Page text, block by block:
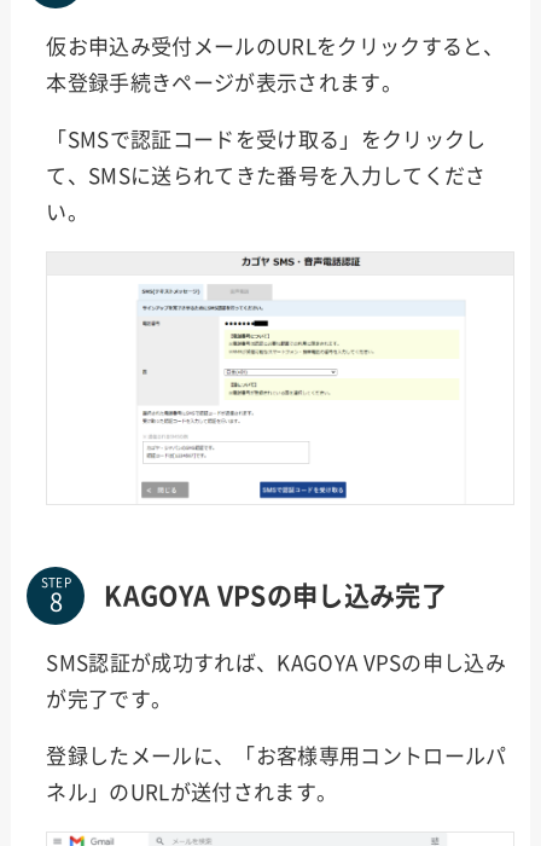
仮お申込み受付メールのURLをクリックすると、
本登録手続きページが表示されます。
「SMSで認証コードを受け取る」をクリックし
て、SMSに送られてきた番号を入力してくださ
い。
STEP KAGOYA VPSの申し込み完了
SMS認証が成功すれば、KAGOYA VPSの申し込み
が完了です。
登録したメールに、「お客様専用コントロールパ
ネル」のURLが送付されます。